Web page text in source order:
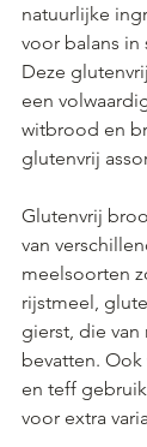
natuurlijke
voor balans in
Deze
een
witbrood en
glutenvrij
Glutenvrij
van
meelsoorten
rijstmeel,
gierst, die
bevatten. Ook
en teff
voor extra